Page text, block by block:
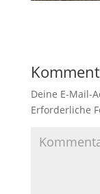
Deine E-Mail-
Erforderliche